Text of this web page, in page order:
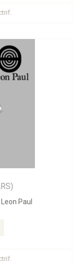
Paul